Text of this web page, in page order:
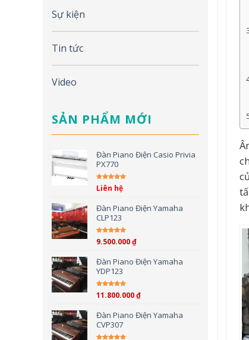
Sự kiện
Tin tức
Video
SẢN PHẨM MỚI
Đàn Piano Điện Casio Privia
PX770
Được xếp hạng
Liên hệ
Đàn Piano Điện Yamaha
CLP123
Được xếp hạng
9.500.000₫
Đàn Piano Điện Yamaha
YDP123
Được xếp hạng
11.800.000₫
Đàn Piano Điện Yamaha
CVP307